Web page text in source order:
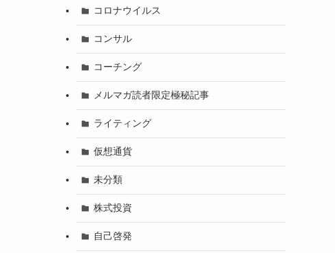
コロナウイルス
コンサル
コーチング
メルマガ読者限定極秘記事
ライティング
仮想通貨
未分類
株式投資
自己啓発